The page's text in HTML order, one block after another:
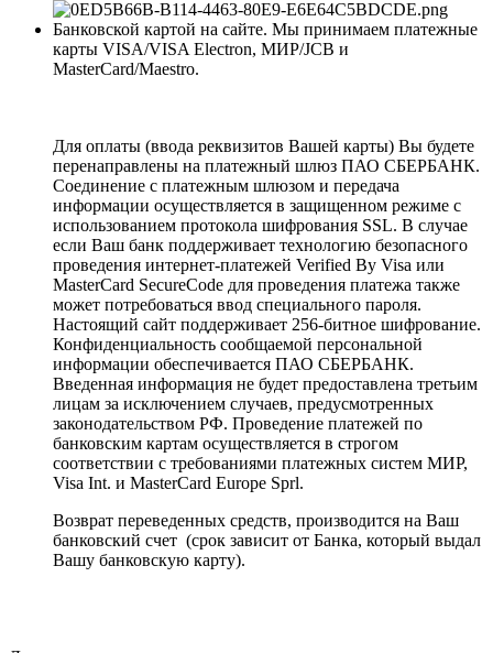
Банковской картой на сайте. Мы принимаем платежные
карты VISA/VISA Electron, МИР/JCB и
MasterCard/Maestro.
Для оплаты (ввода реквизитов Вашей карты) Вы будете
перенаправлены на платежный шлюз ПАО СБЕРБАНК.
Соединение с платежным шлюзом и передача
информации осуществляется в защищенном режиме с
использованием протокола шифрования SSL. В случае
если Ваш банк поддерживает технологию безопасного
проведения интернет-платежей Verified By Visa или
MasterCard SecureCode для проведения платежа также
может потребоваться ввод специального пароля.
Настоящий сайт поддерживает 256-битное шифрование.
Конфиденциальность сообщаемой персональной
информации обеспечивается ПАО СБЕРБАНК.
Введенная информация не будет предоставлена третьим
лицам за исключением случаев, предусмотренных
законодательством РФ. Проведение платежей по
банковским картам осуществляется в строгом
соответствии с требованиями платежных систем МИР,
Visa Int. и MasterCard Europe Sprl.
Возврат переведенных средств, производится на Ваш
банковский счет (срок зависит от Банка, который выдал
Вашу банковскую карту).